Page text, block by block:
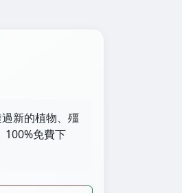
新的植物、殭
100%免費下